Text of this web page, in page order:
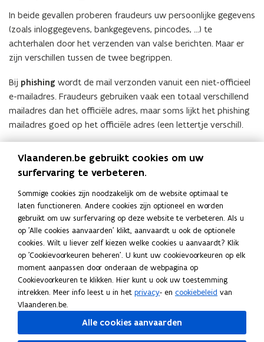
n
s
t
e
)
l
a
p
p
l
i
c
i
)
o
p
e
n
n
i
e
u
e
n
s
e
r
)
t
i
n
n
e
u
w
v
e
n
e
r
)
In beide gevallen proberen fraudeurs uw persoonlijke gegevens
(zoals inloggegevens, bankgegevens, pincodes, ...) te
achterhalen door het verzenden van valse berichten. Maar er
zijn verschillen tussen de twee begrippen.
Bij phishing wordt de mail verzonden vanuit een niet-officieel
e-mailadres. Fraudeurs gebruiken vaak een totaal verschillend
mailadres dan het officiële adres, maar soms lijkt het phishing
mailadres goed op het officiële adres (een lettertje verschil).
alsof het verzonden is door het officiële mailadres. Dat maakt
het voor u als ontvanger extra moeilijk om te onderscheiden
van echte mails.
U kunt echter nog steeds de andere tips in het herkennen van
een verdacht bericht blijven gebruiken.
Deel deze pagina
L
i
n
e
K
o
p
e
Ook interessant
Vlaanderen.be gebruikt cookies om uw
surfervaring te verbeteren.
Sommige cookies zijn noodzakelijk om de website optimaal te
laten functioneren. Andere cookies zijn optioneel en worden
gebruikt om uw surfervaring op deze website te verbeteren. Als u
op 'Alle cookies aanvaarden' klikt, aanvaardt u ook de optionele
cookies. Wilt u liever zelf kiezen welke cookies u aanvaardt? Klik
op 'Cookievoorkeuren beheren'. U kunt uw cookievoorkeuren op elk
moment aanpassen door onderaan de webpagina op
Cookievoorkeuren te klikken. Hier kunt u ook uw toestemming
intrekken. Meer info leest u in het privacy- en cookiebeleid van
Vlaanderen.be.
Alle cookies aanvaarden